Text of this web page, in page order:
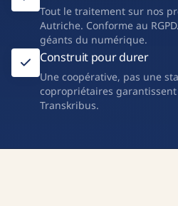
Tout le traitement sur nos
Autriche. Conforme au
géants du numérique.
Construit pour durer
Une coopérative, pas une
copropriétaires
Transkribus.